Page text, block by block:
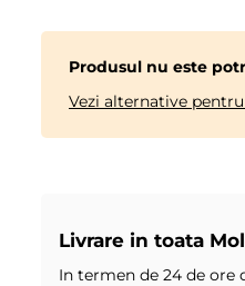
Produsul nu este
Vezi alternative
Livrare in toata
In termen de 24 de ore